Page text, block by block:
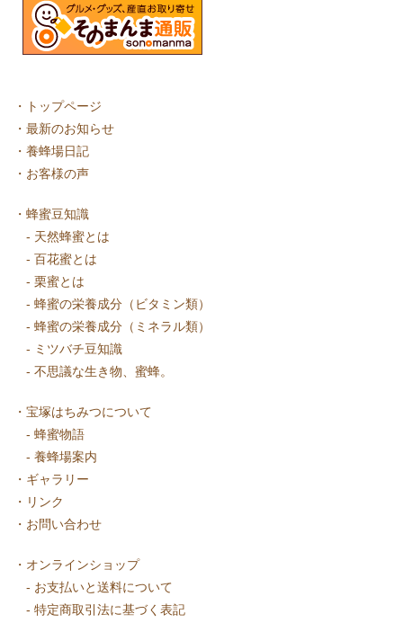
・
トップページ
・ 最新のお知らせ
・ 養蜂場日記
・ お客様の声
・ 蜂蜜豆知識
- 天然蜂蜜とは
- 百花蜜とは
- 栗蜜とは
- 蜂蜜の栄養成分（ビタミン類）
- 蜂蜜の栄養成分（ミネラル類）
- ミツバチ豆知識
- 不思議な生き物、蜜蜂。
・ 宝塚はちみつについて
- 蜂蜜物語
- 養蜂場案内
・ ギャラリー
・ リンク
・ お問い合わせ
・ オンラインショップ
- お支払いと送料について
- 特定商取引法に基づく表記